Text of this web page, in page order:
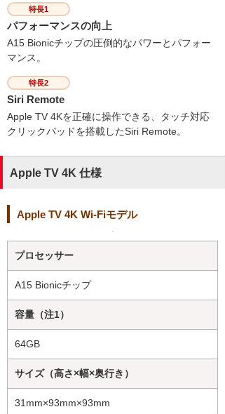
特長1
パフォーマンスの向上
A15 Bionicチップの圧倒的なパワーとパフォー
マンス。
特長2
Siri Remote
Apple TV 4Kを正確に操作できる、タッチ対応
クリックパッドを搭載したSiri Remote。
Apple TV 4K 仕様
Apple TV 4K Wi-Fiモデル
プロセッサー
A15 Bionicチップ
容量（注1）
64GB
サイズ（高さ×幅×奥行き）
31mm×93mm×93mm